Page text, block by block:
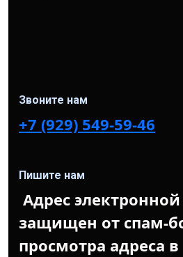
Звоните нам
+7 (929) 549-59-46
Пишите нам
Адрес
защищен от спам-
просмотра адреса в